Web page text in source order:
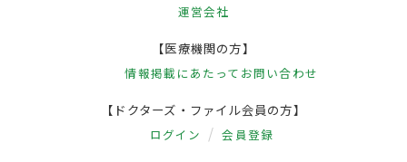
運営会社
【医療機関の方】
情報掲載にあたって お問い合わせ
【ドクターズ・ファイル会員の方】
ログイン 会員登録